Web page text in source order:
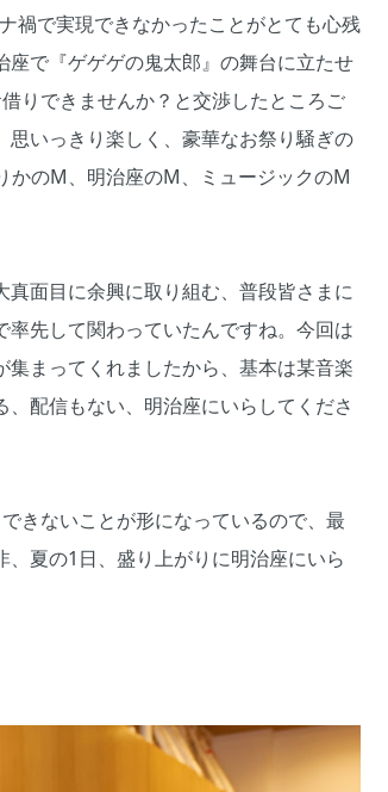
禍で実現できなかったことがとても心残
で『ゲゲゲの鬼太郎』の舞台に立たせ
りできませんか？と交渉したところご
いっきり楽しく、豪華なお祭り騒ぎの
かのM、明治座のM、ミュージックのM
面目に余興に取り組む、普段皆さまに
先して関わっていたんですね。今回は
まってくれましたから、基本は某音楽
配信もない、明治座にいらしてくださ
きないことが形になっているので、最
夏の1日、盛り上がりに明治座にいら